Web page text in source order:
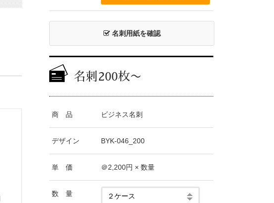
名刺用紙を確認
名刺200枚〜
商 品 ビジネス名刺
デザイン BYK-046_200
単 価 ＠2,200円 × 数量
数 量